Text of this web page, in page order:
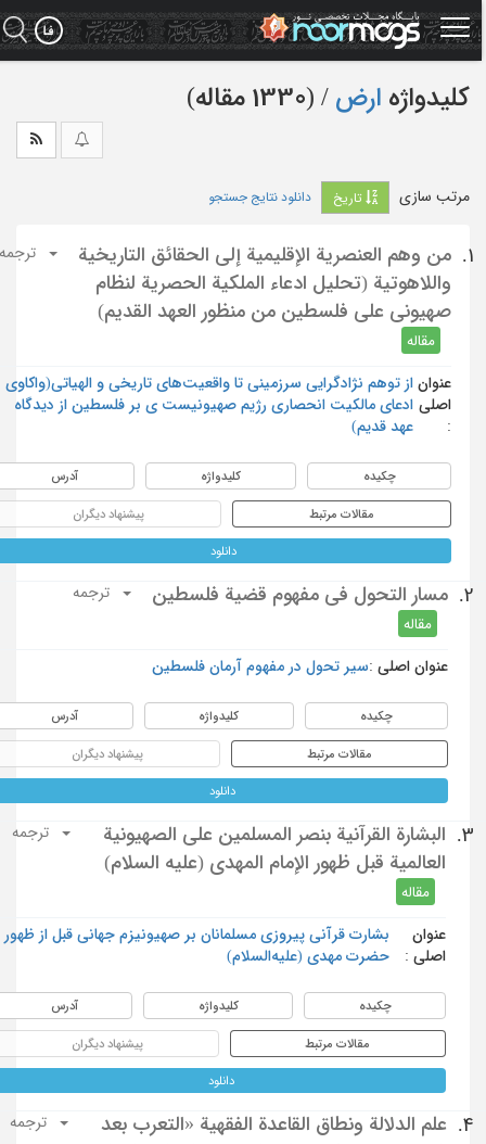
کلیدواژه ارض ‏/ (1330 مقاله)
مرتب سازی تاریخ دانلود نتایج جستجو
1.
من وهم العنصرية الإقليمية إلى الحقائق التاريخية
واللاهوتية (تحليل ادعاء الملكية الحصرية لنظام
صهيوني على فلسطين من منظور العهد القديم)
مقاله
ترجمه
عنوان
اصلی
از توهم نژادگرایی سرزمینی تا واقعیت‌های تاریخی و الهیاتی(واکاوی
ادعای مالکیت انحصاری رژیم صهیونیست ی بر فلسطین از دیدگاه
عهد قدیم)
چکیده کلیدواژه آدرس
مقالات مرتبط پیشنهاد دیگران
دانلود
2. مسار التحول في مفهوم قضية فلسطين
مقاله
ترجمه
عنوان اصلی : سیر تحول در مفهوم آرمان فلسطین
چکیده کلیدواژه آدرس
مقالات مرتبط پیشنهاد دیگران
دانلود
3.
البشارة القرآنية بنصر المسلمين على الصهيونية
العالمية قبل ظهور الإمام المهدي (عليه السلام)
مقاله
ترجمه
عنوان
اصلی :
بشارت قرآنی پیروزی مسلمانان بر صهیونیزم جهانی قبل از ظهور
حضرت مهدی (علیه‌السلام)
چکیده کلیدواژه آدرس
مقالات مرتبط پیشنهاد دیگران
دانلود
4.
علم الدلالة ونطاق القاعدة الفقهية «التعرب بعد
ترجمه